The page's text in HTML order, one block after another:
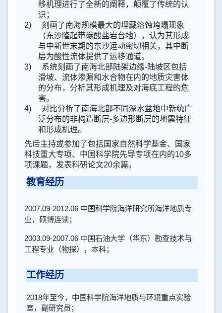
移机理进行了全新的阐释，颠覆了传统的认
识；
2)
刻画了南海规模最大的埋藏溶蚀垮塌现象
（东沙隆起带碳酸盐岩台地），认为其形成
与中新世末期的东沙运动密切相关，其中断
层为酸性流体提供了运移通道。
3)
系统刻画了南海北部陆架边缘-陆坡区包括
滑坡、流体渗漏和水合物在内的地质灾害体
的分布，分析其形成机理及对海底工程的危
害。
4)
对比分析了南海北部不同深水盆地中新统广
泛分布的非构造断层-多边形断层的地震特征
和形成机理。
先后主持或参加了包括国家自然科学基金、国家
科技重大专项、中国科学院先导专项在内的10多
项课题，发表科研论文20余篇。
教育经历
2007.09-2012.06 中国科学院海洋研究所海洋地质专
业，硕博连读；
2003.09-2007.06 中国石油大学（华东）勘查技术与
工程专业（物探），本科；
工作经历
2018年至今，中国科学院海洋地质与环境重点实验
室，副研究员；